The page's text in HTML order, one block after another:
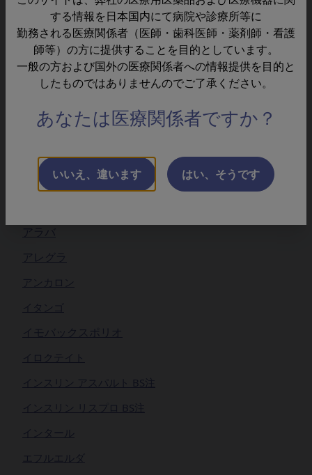
製品の緊急・重要なお知らせ
使用上の注意改訂のお知らせなど
仕様変更のお知らせ
アウドラザイム
アクトヒブ
アピドラ
アレグラ
アンカロン
イタンゴ
イモバックスポリオ
イロクテイト
インスリン アスパルト BS注
インスリン リスプロ BS注
インタール
エフルエルダ
する情報を日本国内にて病院や診療所等に
勤務される医療関係者（医師・歯科医師・薬剤師・看護
師等）の方に提供することを目的としています。
一般の方および国外の医療関係者への情報提供を目的と
したものではありませんのでご了承ください。
あなたは医療関係者ですか？
いいえ、違います はい、そうです